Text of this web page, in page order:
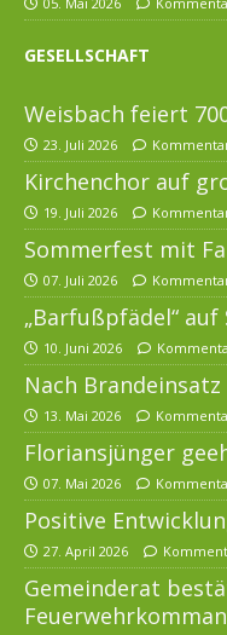
GESELLSCHAFT
Weisbach feiert
23. Juli 2026
Kirchenchor auf
19. Juli 2026
Sommerfest mit
07. Juli 2026
„Barfußpfädel“
10. Juni 2026
Nach
13. Mai 2026
Floriansjünger
07. Mai 2026
Positive
27. April 2026
Gemeinderat